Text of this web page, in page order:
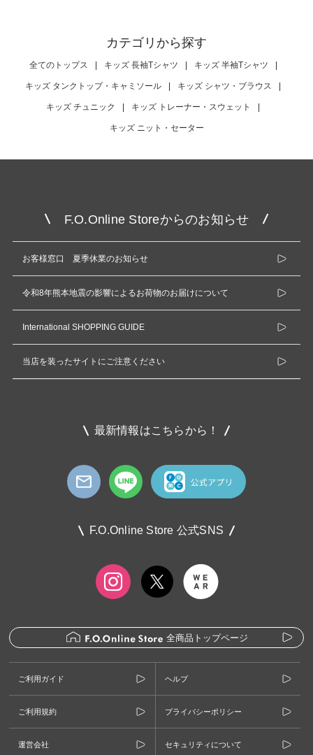
カテゴリから探す
全てのトップス | キッズ 長袖Tシャツ | キッズ 半袖Tシャツ |
キッズ タンクトップ・キャミソール | キッズ シャツ・ブラウス |
キッズ チュニック | キッズ トレーナー・スウェット |
キッズ ニット・セーター
F.O.Online Storeからのお知らせ
お客様窓口 夏季休業のお知らせ
令和8年熊本地震の影響によるお荷物のお届けについて
International SHOPPING GUIDE
当店を装ったサイトにご注意ください
最新情報はこちらから！
F.O.Online Store 公式SNS
全商品トップページ
ご利用ガイド ヘルプ
ご利用規約 プライバシーポリシー
運営会社 セキュリティについて